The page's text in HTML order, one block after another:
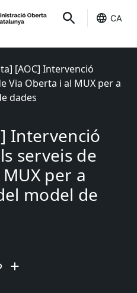
CA
[AOC] Intervenció
Via Oberta i al MUX per a
dades
Intervenció
serveis de
per a
model de